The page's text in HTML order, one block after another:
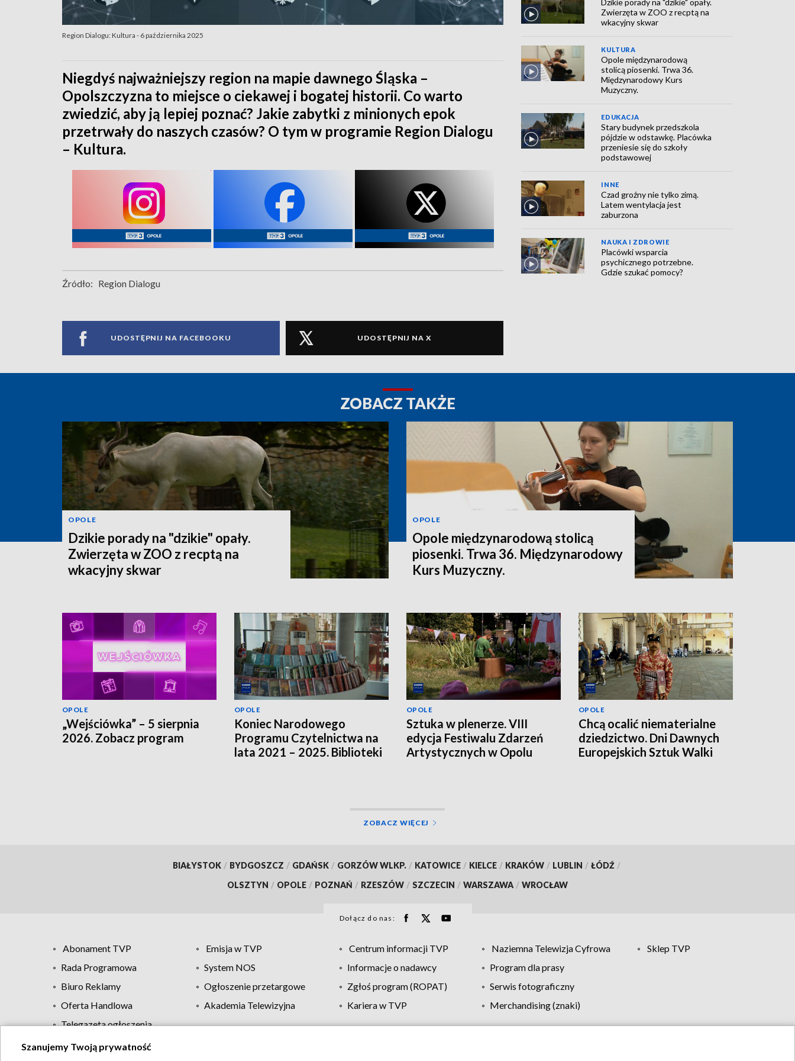
Region Dialogu: Kultura - 6 października 2025
Niegdyś najważniejszy region na mapie dawnego Śląska –
Opolszczyzna to miejsce o ciekawej i bogatej historii. Co warto
zwiedzić, aby ją lepiej poznać? Jakie zabytki z minionych epok
przetrwały do naszych czasów? O tym w programie Region Dialogu
– Kultura.
Źródło: Region Dialogu
UDOSTĘPNIJ NA FACEBOOKU UDOSTĘPNIJ NA X
Zwierzęta w ZOO z recptą na
wkacyjny skwar
KULTURA
Opole międzynarodową
stolicą piosenki. Trwa 36.
Międzynarodowy Kurs
Muzyczny.
EDUKACJA
Stary budynek przedszkola
pójdzie w odstawkę. Placówka
przeniesie się do szkoły
podstawowej
INNE
Czad groźny nie tylko zimą.
Latem wentylacja jest
zaburzona
NAUKA I ZDROWIE
Placówki wsparcia
psychicznego potrzebne.
Gdzie szukać pomocy?
ZOBACZ TAKŻE
OPOLE
Dzikie porady na "dzikie" opały.
Zwierzęta w ZOO z recptą na
wkacyjny skwar
OPOLE
Opole międzynarodową stolicą
piosenki. Trwa 36. Międzynarodowy
Kurs Muzyczny.
OPOLE
„Wejściówka” – 5 sierpnia
2026. Zobacz program
OPOLE
Koniec Narodowego
Programu Czytelnictwa na
lata 2021 – 2025. Biblioteki
OPOLE
Sztuka w plenerze. VIII
edycja Festiwalu Zdarzeń
Artystycznych w Opolu
OPOLE
Chcą ocalić niematerialne
dziedzictwo. Dni Dawnych
Europejskich Sztuk Walki
ZOBACZ WIĘCEJ
BIAŁYSTOK / BYDGOSZCZ / GDAŃSK / GORZÓW WLKP. / KATOWICE / KIELCE / KRAKÓW / LUBLIN / ŁÓDŹ /
OLSZTYN / OPOLE / POZNAŃ / RZESZÓW / SZCZECIN / WARSZAWA / WROCŁAW
Dołącz do nas:
Abonament TVP Emisja w TVP Centrum informacji TVP Naziemna Telewizja Cyfrowa
Sklep TVP
Rada Programowa
System NOS Informacje o nadawcy
Program dla prasy
Biuro Reklamy
Ogłoszenie przetargowe Zgłoś program (ROPAT)
Serwis fotograficzny
Oferta Handlowa
Akademia Telewizyjna Kariera w TVP
Merchandising (znaki)
Telegazeta ogłoszenia
Szanujemy Twoją prywatność